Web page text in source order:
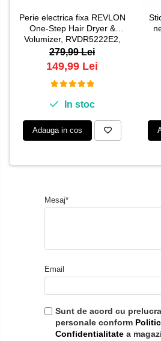
Perie electrica fixa REVLON
One-Step Hair Dryer &
Volumizer, RVDR5222E2,
pentru par mediu si lung
279,99 Lei
149,99 Lei
In stoc
Adauga in cos
Mesaj*
Email
Sunt de acord cu
personale conform
Confidentialitate a